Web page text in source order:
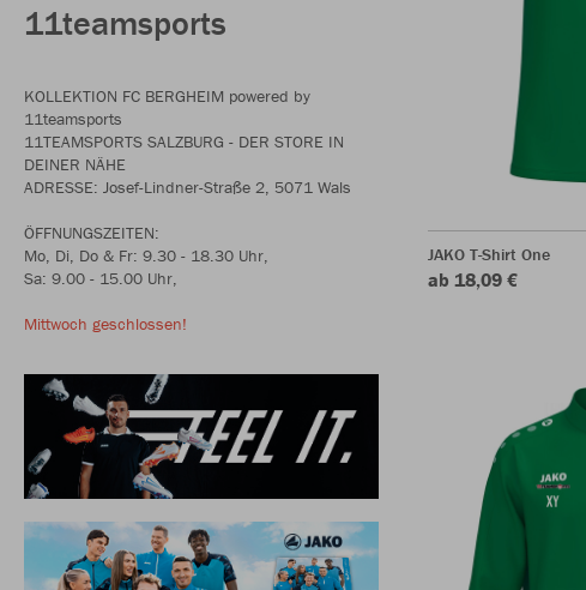
11teamsports
KOLLEKTION FC BERGHEIM powered by
11teamsports
11TEAMSPORTS SALZBURG - DER STORE IN
DEINER NÄHE
ADRESSE: Josef-Lindner-Straße 2, 5071 Wals
ÖFFNUNGSZEITEN:
Mo, Di, Do & Fr: 9.30 - 18.30 Uhr,
Sa: 9.00 - 15.00 Uhr,
Mittwoch geschlossen!
JAKO T-Shirt One
ab 18,09 €